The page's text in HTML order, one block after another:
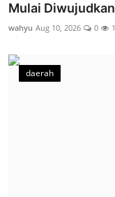
Mulai Diwujudkan
wahyu Aug 10, 2026 0 1
daerah